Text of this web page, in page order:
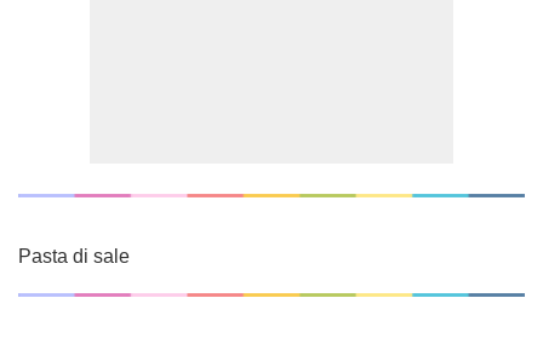
Pasta di sale